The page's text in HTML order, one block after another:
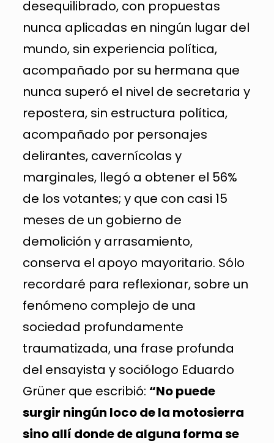
desequilibrado, con propuestas
nunca aplicadas en ningún lugar del
mundo, sin experiencia política,
acompañado por su hermana que
nunca superó el nivel de secretaria y
repostera, sin estructura política,
acompañado por personajes
delirantes, cavernícolas y
marginales, llegó a obtener el 56%
de los votantes; y que con casi 15
meses de un gobierno de
demolición y arrasamiento,
conserva el apoyo mayoritario. Sólo
recordaré para reflexionar, sobre un
fenómeno complejo de una
sociedad profundamente
traumatizada, una frase profunda
del ensayista y sociólogo Eduardo
Grüner que escribió: “No puede
surgir ningún loco de la motosierra
sino allí donde de alguna forma se